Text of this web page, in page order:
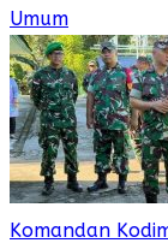
Umum
Komandan